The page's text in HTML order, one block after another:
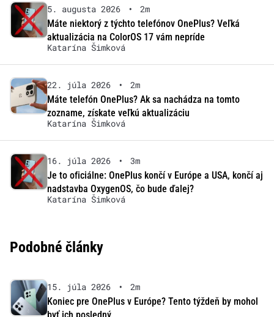
5. augusta 2026 •
2m
Máte niektorý z týchto telefónov OnePlus? Veľká
aktualizácia na ColorOS 17 vám nepríde
Katarína Šimková
22. júla 2026 •
2m
Máte telefón OnePlus? Ak sa nachádza na tomto
zozname, získate veľkú aktualizáciu
Katarína Šimková
16. júla 2026 •
3m
Je to oficiálne: OnePlus končí v Európe a USA, končí aj
nadstavba OxygenOS, čo bude ďalej?
Katarína Šimková
Podobné články
15. júla 2026 •
2m
Koniec pre OnePlus v Európe? Tento týždeň by mohol